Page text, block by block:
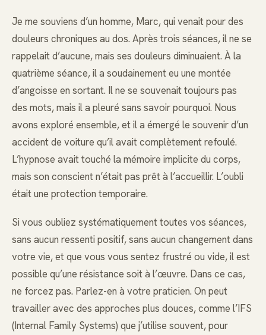
Je me souviens d’un homme, Marc, qui venait pour des
douleurs chroniques au dos. Après trois séances, il ne se
rappelait d’aucune, mais ses douleurs diminuaient. À la
quatrième séance, il a soudainement eu une montée
d’angoisse en sortant. Il ne se souvenait toujours pas
des mots, mais il a pleuré sans savoir pourquoi. Nous
avons exploré ensemble, et il a émergé le souvenir d’un
accident de voiture qu’il avait complètement refoulé.
L’hypnose avait touché la mémoire implicite du corps,
mais son conscient n’était pas prêt à l’accueillir. L’oubli
était une protection temporaire.
Si vous oubliez systématiquement toutes vos séances,
sans aucun ressenti positif, sans aucun changement dans
votre vie, et que vous vous sentez frustré ou vide, il est
possible qu’une résistance soit à l’œuvre. Dans ce cas,
ne forcez pas. Parlez-en à votre praticien. On peut
travailler avec des approches plus douces, comme l’IFS
(Internal Family Systems) que j’utilise souvent, pour